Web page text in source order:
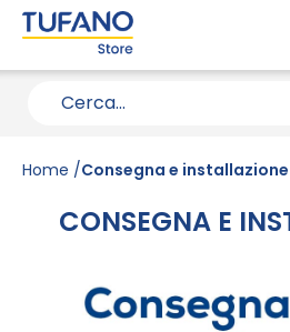
Home Consegna e installazione
CONSEGNA E